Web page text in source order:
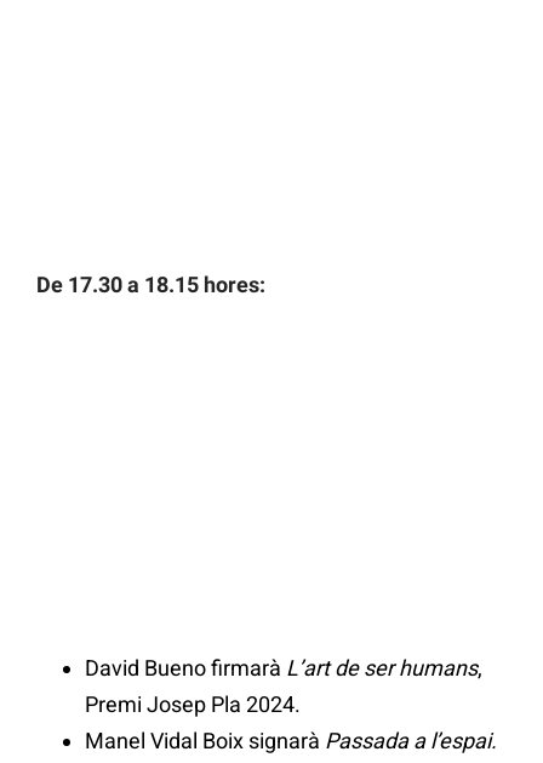
De 17.30 a 18.15 hores:
David Bueno firmarà L’art de ser humans,
Premi Josep Pla 2024.
Manel Vidal Boix signarà Passada a l’espai.